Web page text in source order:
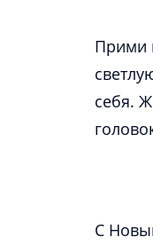
Прими
себя.
С